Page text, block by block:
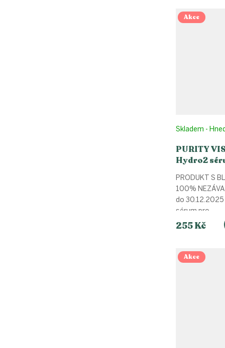
Akce
PURITY
Hydro2
Skladem -
255 Kč
PRODUKT S
100%
do 30.12.2025
sérum pro...
Akce